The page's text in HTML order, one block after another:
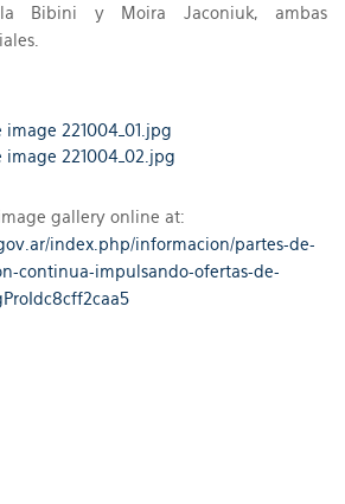
Bibini y Moira Jaconiuk, ambas
gallery online at:
index.php/informacion/partes-de-
continua-impulsando-ofertas-de-